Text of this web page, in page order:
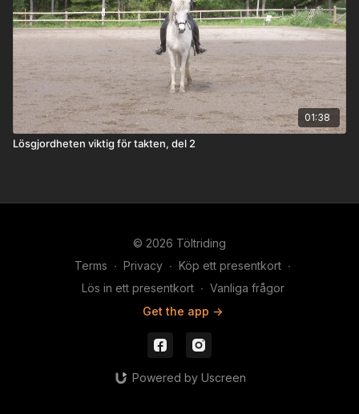
01:38
Lösgjordheten viktig för takten, del 2
© 2026 Töltriding
Terms ∙ Privacy ∙ Köp ett presentkort ∙
Lös in ett presentkort ∙ Vanliga frågor
Get the app ->
Powered by Uscreen